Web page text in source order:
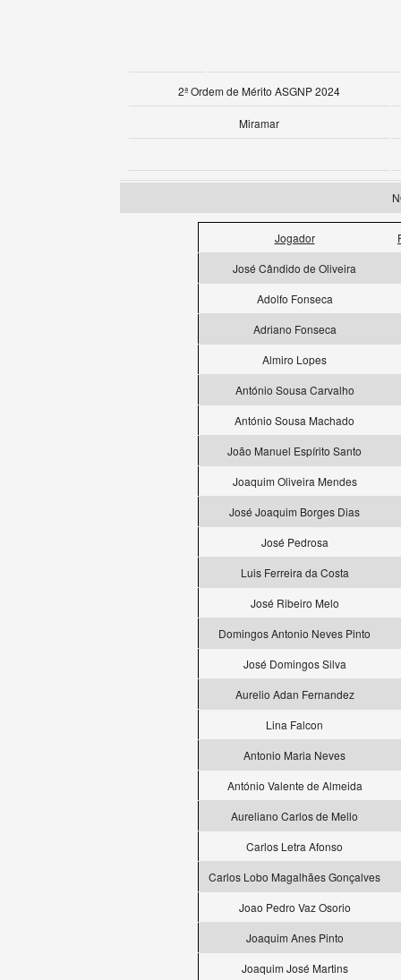
2ª Ordem de Mérito ASGNP 2024
Miramar
Jogador
José Cândido de Oliveira
Adolfo Fonseca
Adriano Fonseca
Almiro Lopes
António Sousa Carvalho
António Sousa Machado
João Manuel Espírito Santo
Joaquim Oliveira Mendes
José Joaquim Borges Dias
José Pedrosa
Luis Ferreira da Costa
José Ribeiro Melo
Domingos Antonio Neves Pinto
José Domingos Silva
Aurelio Adan Fernandez
Lina Falcon
Antonio Maria Neves
António Valente de Almeida
Aureliano Carlos de Mello
Carlos Letra Afonso
Carlos Lobo Magalhães Gonçalves
Joao Pedro Vaz Osorio
Joaquim Anes Pinto
Joaquim José Martins